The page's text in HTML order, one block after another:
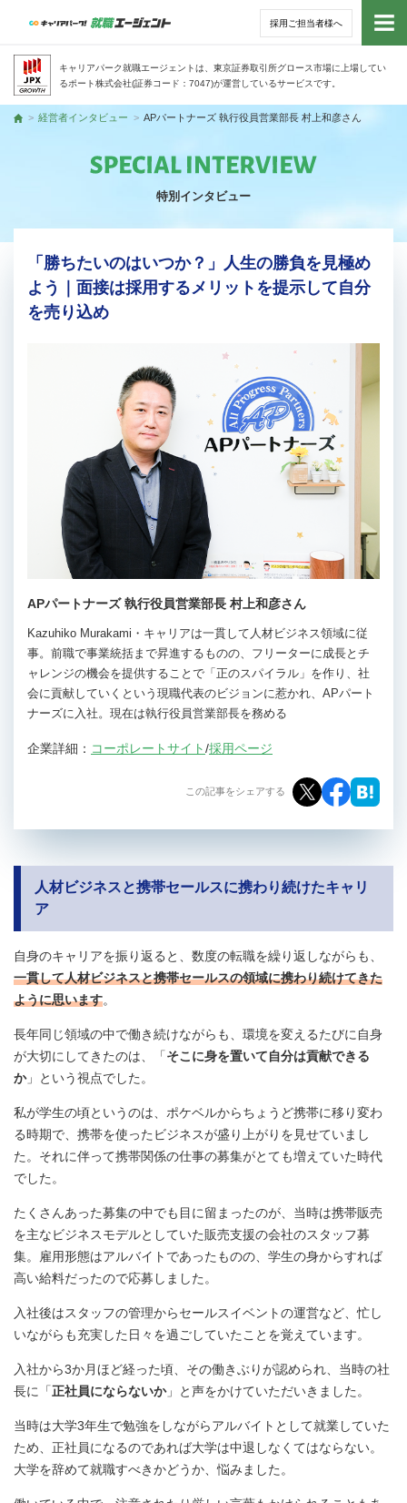
採用ご担当者様へ
キャリアパーク就職エージェントは、東京証券取引所グロース市場に上場してい
るポート株式会社(証券コード：7047)が運営しているサービスです。
トッ
トップ
経営者インタビュー APパートナーズ 執行役員営業部長 村上和彦さん
特別インタビュー
「勝ちたいのはいつか？」人生の勝負を見極め
よう｜面接は採用するメリットを提示して自分
を売り込め
APパートナーズ 執行役員営業部長 村上和彦さん
Kazuhiko Murakami・キャリアは一貫して人材ビジネス領域に従
事。前職で事業統括まで昇進するものの、フリーターに成長とチ
ャレンジの機会を提供することで「正のスパイラル」を作り、社
会に貢献していくという現職代表のビジョンに惹かれ、APパート
ナーズに入社。現在は執行役員営業部長を務める
企業詳細： コーポレートサイト/採用ページ
この記事をシェアする
人材ビジネスと携帯セールスに携わり続けたキャリ
ア
自身のキャリアを振り返ると、数度の転職を繰り返しながらも、
一貫して人材ビジネスと携帯セールスの領域に携わり続けてきた
ように思います。
長年同じ領域の中で働き続けながらも、環境を変えるたびに自身
が大切にしてきたのは、「そこに身を置いて自分は貢献できる
か」という視点でした。
私が学生の頃というのは、ポケベルからちょうど携帯に移り変わ
る時期で、携帯を使ったビジネスが盛り上がりを見せていまし
た。それに伴って携帯関係の仕事の募集がとても増えていた時代
でした。
たくさんあった募集の中でも目に留まったのが、当時は携帯販売
を主なビジネスモデルとしていた販売支援の会社のスタッフ募
集。雇用形態はアルバイトであったものの、学生の身からすれば
高い給料だったので応募しました。
入社後はスタッフの管理からセールスイベントの運営など、忙し
いながらも充実した日々を過ごしていたことを覚えています。
入社から3か月ほど経った頃、その働きぶりが認められ、当時の社
長に「正社員にならないか」と声をかけていただいきました。
当時は大学3年生で勉強をしながらアルバイトとして就業していた
ため、正社員になるのであれば大学は中退しなくてはならない。
大学を辞めて就職すべきかどうか、悩みました。